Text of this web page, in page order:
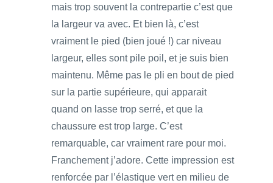
mais trop souvent la contrepartie c’est que
la largeur va avec. Et bien là, c’est
vraiment le pied (bien joué !) car niveau
largeur, elles sont pile poil, et je suis bien
maintenu. Même pas le pli en bout de pied
sur la partie supérieure, qui apparait
quand on lasse trop serré, et que la
chaussure est trop large. C’est
remarquable, car vraiment rare pour moi.
Franchement j’adore. Cette impression est
renforcée par l’élastique vert en milieu de